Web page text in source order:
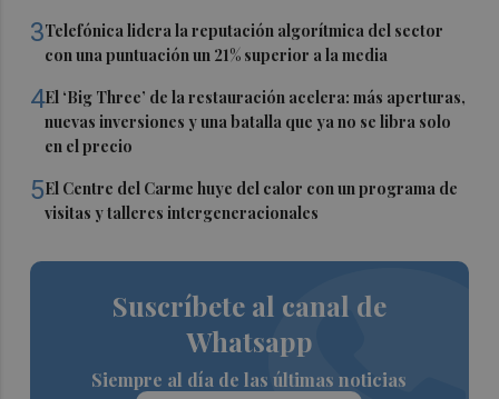
3Telefónica lidera la reputación algorítmica del sector
con una puntuación un 21% superior a la media
4El ‘Big Three’ de la restauración acelera: más aperturas,
nuevas inversiones y una batalla que ya no se libra solo
en el precio
5El Centre del Carme huye del calor con un programa de
visitas y talleres intergeneracionales
Suscríbete al canal de
Whatsapp
Siempre al día de las últimas noticias